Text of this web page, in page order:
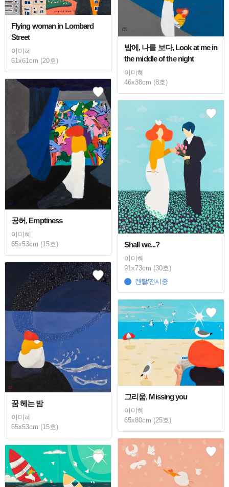
Flying woman in Lombard
Street
이미혜
61x61cm (20호)
밤에, 나를 보다, Look at me in
the middle of the night
이미혜
46x38cm (8호)
공허, Emptiness
이미혜
65x53cm (15호)
Shall we...?
이미혜
91x73cm (30호)
렌탈/전시중
꿈 헤는 밤
이미혜
65x53cm (15호)
그리움, Missing you
이미혜
65x80cm (25호)